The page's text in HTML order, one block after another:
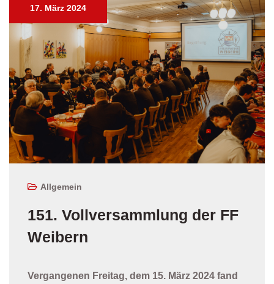
17. März 2024
Allgemein
151. Vollversammlung der FF
Weibern
Vergangenen Freitag, dem 15. März 2024 fand